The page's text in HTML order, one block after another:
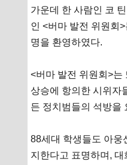
가운데 한 사람인 코
인 <버마 발전 위원회
명을 환영하였다.
<버마 발전 위원회>는
상승에 항의한 시위자
든 정치범들의 석방을
88세대 학생들도 아웅
지한다고 표명하며, 대